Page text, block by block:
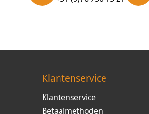
Klantenservice
Klantenservice
Betaalmethoden